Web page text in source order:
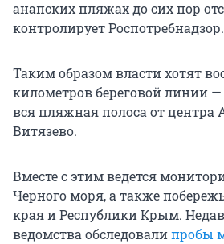
анапских пляжах до сих пор
контролирует Роспотребнадзор.
Таким образом власти хотят
километров береговой линии
вся пляжная полоса от центра
Витязево.
Вместе с этим ведется
Черного моря, а также
края и Республики Крым.
ведомства обследовалипробы